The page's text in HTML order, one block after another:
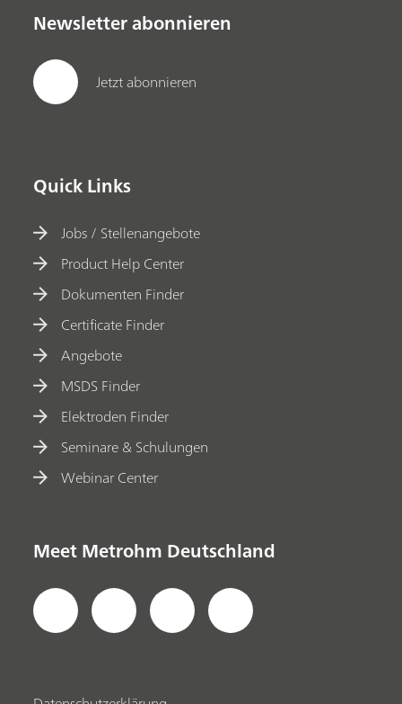
Newsletter abonnieren
Jetzt abonnieren
Quick Links
Jobs / Stellenangebote
Product Help Center
Dokumenten Finder
Certificate Finder
Angebote
MSDS Finder
Elektroden Finder
Seminare & Schulungen
Webinar Center
Meet Metrohm Deutschland